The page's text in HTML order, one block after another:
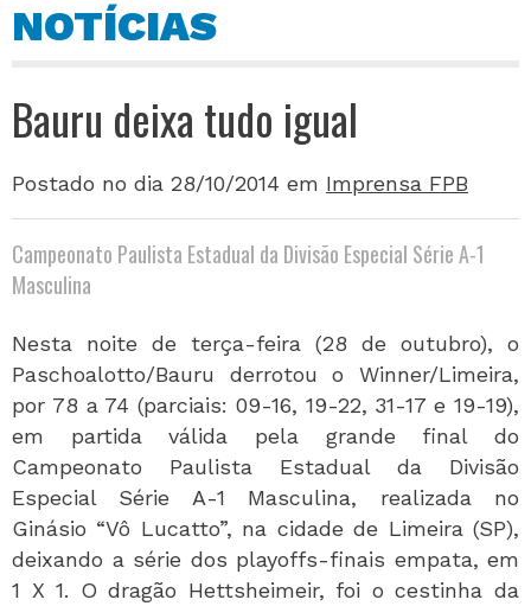
NOTÍCIAS
Bauru deixa tudo igual
Postado no dia 28/10/2014 em Imprensa FPB
Campeonato Paulista Estadual da Divisão Especial Série A-1
Masculina
Nesta noite de terça-feira (28 de outubro), o
Paschoalotto/Bauru derrotou o Winner/Limeira,
por 78 a 74 (parciais: 09-16, 19-22, 31-17 e 19-19),
em partida válida pela grande final do
Campeonato Paulista Estadual da Divisão
Especial Série A-1 Masculina, realizada no
Ginásio “Vô Lucatto”, na cidade de Limeira (SP),
deixando a série dos playoffs-finais empata, em
1 X 1. O dragão Hettsheimeir, foi o cestinha da